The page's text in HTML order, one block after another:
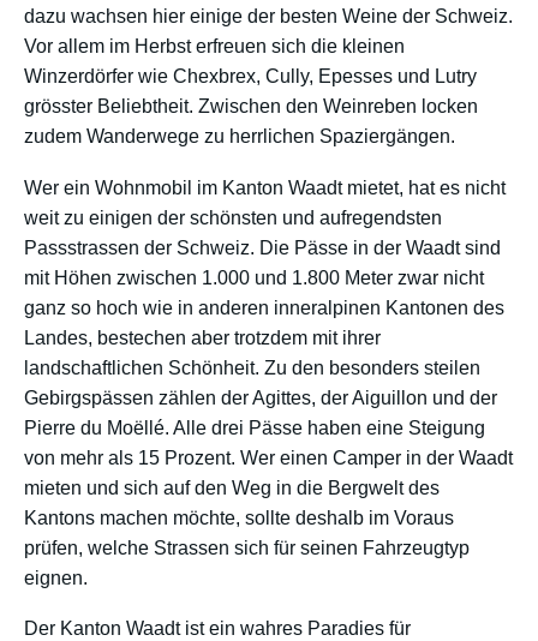
dazu wachsen hier einige der besten Weine der Schweiz.
Vor allem im Herbst erfreuen sich die kleinen
Winzerdörfer wie Chexbrex, Cully, Epesses und Lutry
grösster Beliebtheit. Zwischen den Weinreben locken
zudem Wanderwege zu herrlichen Spaziergängen.
Wer ein Wohnmobil im Kanton Waadt mietet, hat es nicht
weit zu einigen der schönsten und aufregendsten
Passstrassen der Schweiz. Die Pässe in der Waadt sind
mit Höhen zwischen 1.000 und 1.800 Meter zwar nicht
ganz so hoch wie in anderen inneralpinen Kantonen des
Landes, bestechen aber trotzdem mit ihrer
landschaftlichen Schönheit. Zu den besonders steilen
Gebirgspässen zählen der Agittes, der Aiguillon und der
Pierre du Moëllé. Alle drei Pässe haben eine Steigung
von mehr als 15 Prozent. Wer einen Camper in der Waadt
mieten und sich auf den Weg in die Bergwelt des
Kantons machen möchte, sollte deshalb im Voraus
prüfen, welche Strassen sich für seinen Fahrzeugtyp
eignen.
Der Kanton Waadt ist ein wahres Paradies für